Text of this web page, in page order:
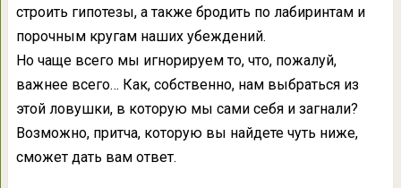
строить гипотезы, а также бродить по лабиринтам и
порочным кругам наших убеждений.
Но чаще всего мы игнорируем то, что, пожалуй,
важнее всего… Как, собственно, нам выбраться из
этой ловушки, в которую мы сами себя и загнали?
Возможно, притча, которую вы найдете чуть ниже,
сможет дать вам ответ.